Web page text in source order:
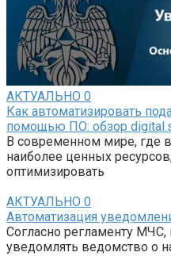
АКТУАЛЬНО 0
Как автоматизировать
помощью ПО: обзор
В современном мире, где
наиболее ценных
оптимизировать
АКТУАЛЬНО 0
Автоматизация
Согласно регламенту
уведомлять ведомство о